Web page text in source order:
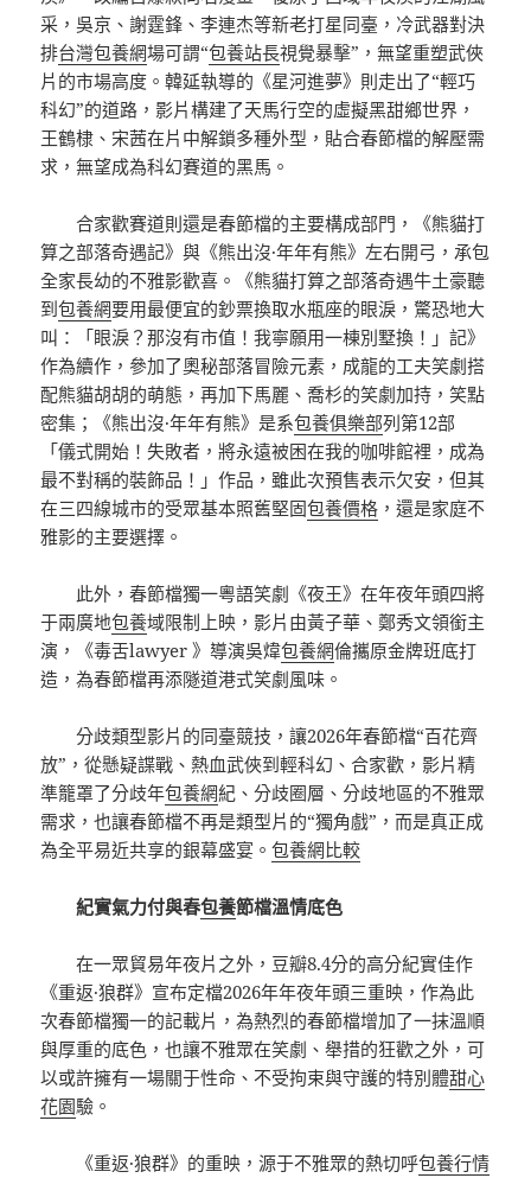
采，吳京、謝霆鋒、李連杰等新老打星同臺，冷武器對決
排台灣包養網場可謂“包養站長視覺暴擊”，無望重塑武俠
片的市場高度。韓延執導的《星河進夢》則走出了“輕巧
科幻”的道路，影片構建了天馬行空的虛擬黑甜鄉世界，
王鶴棣、宋茜在片中解鎖多種外型，貼合春節檔的解壓需
求，無望成為科幻賽道的黑馬。
合家歡賽道則還是春節檔的主要構成部門，《熊貓打
算之部落奇遇記》與《熊出沒·年年有熊》左右開弓，承包
全家長幼的不雅影歡喜。《熊貓打算之部落奇遇牛土豪聽
到包養網要用最便宜的鈔票換取水瓶座的眼淚，驚恐地大
叫：「眼淚？那沒有市值！我寧願用一棟別墅換！」記》
作為續作，參加了奧秘部落冒險元素，成龍的工夫笑劇搭
配熊貓胡胡的萌態，再加下馬麗、喬杉的笑劇加持，笑點
密集；《熊出沒·年年有熊》是系包養俱樂部列第12部
「儀式開始！失敗者，將永遠被困在我的咖啡館裡，成為
最不對稱的裝飾品！」作品，雖此次預售表示欠安，但其
在三四線城市的受眾基本照舊堅固包養價格 ，還是家庭不
雅影的主要選擇。
此外，春節檔獨一粵語笑劇《夜王》在年夜年頭四將
于兩廣地包養域限制上映，影片由黃子華、鄭秀文領銜主
演，《毒舌lawyer 》導演吳煒包養網倫攜原金牌班底打
造，為春節檔再添隧道港式笑劇風味。
分歧類型影片的同臺競技，讓2026年春節檔“百花齊
放”，從懸疑諜戰、熱血武俠到輕科幻、合家歡，影片精
準籠罩了分歧年包養網紀、分歧圈層、分歧地區的不雅眾
需求，也讓春節檔不再是類型片的“獨角戲”，而是真正成
為全平易近共享的銀幕盛宴。包養網比較
紀實氣力付與春包養節檔溫情底色
在一眾貿易年夜片之外，豆瓣8.4分的高分紀實佳作
《重返·狼群》宣布定檔2026年年夜年頭三重映，作為此
次春節檔獨一的記載片，為熱烈的春節檔增加了一抹溫順
與厚重的底色，也讓不雅眾在笑劇、舉措的狂歡之外，可
以或許擁有一場關于性命、不受拘束與守護的特別體甜心
花園驗。
《重返·狼群》的重映，源于不雅眾的熱切呼包養行情